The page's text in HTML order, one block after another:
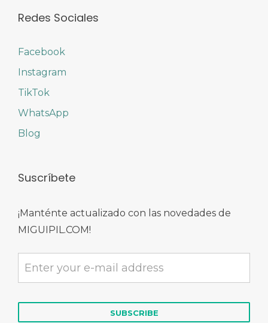
Redes Sociales
Facebook
Instagram
TikTok
WhatsApp
Blog
Suscríbete
¡Manténte actualizado con las novedades de
MIGUIPIL.COM!